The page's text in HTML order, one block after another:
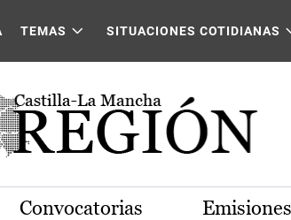
Mancha
TEMAS SITUACIONES COTIDIANAS
Convocatorias